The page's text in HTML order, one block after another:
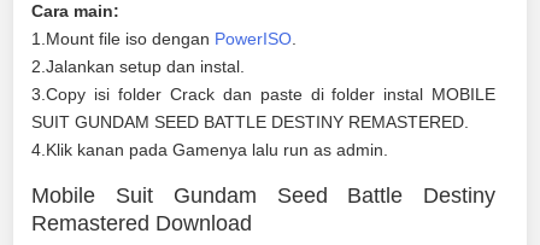
Cara main:
1.Mount file iso dengan PowerISO
2.Jalankan setup dan instal.
3.Copy isi folder Crack dan paste di folder instal MOBILE
SUIT GUNDAM SEED BATTLE DESTINY REMASTERED.
4.Klik kanan pada Gamenya lalu run as admin.
Mobile Suit Gundam Seed Battle Destiny
Remastered Download